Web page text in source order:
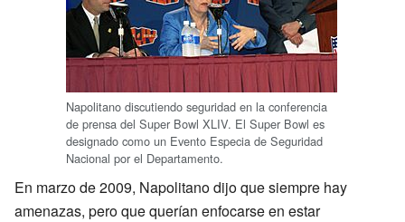
Napolitano discutiendo seguridad en la conferencia
de prensa del Super Bowl XLIV. El Super Bowl es
designado como un Evento Especia de Seguridad
Nacional por el Departamento.
En marzo de 2009, Napolitano dijo que siempre hay
amenazas, pero que querían enfocarse en estar